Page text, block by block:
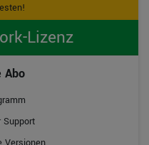
Lizenz
Abo
Support